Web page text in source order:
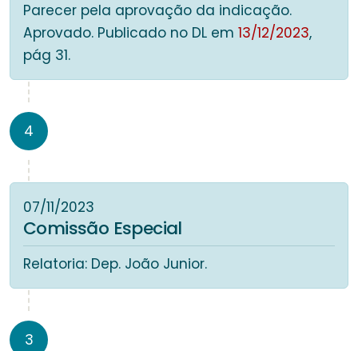
Parecer pela aprovação da indicação.
Aprovado. Publicado no DL em 13/12/2023,
pág 31.
4
07/11/2023
Comissão Especial
Relatoria: Dep. João Junior.
3